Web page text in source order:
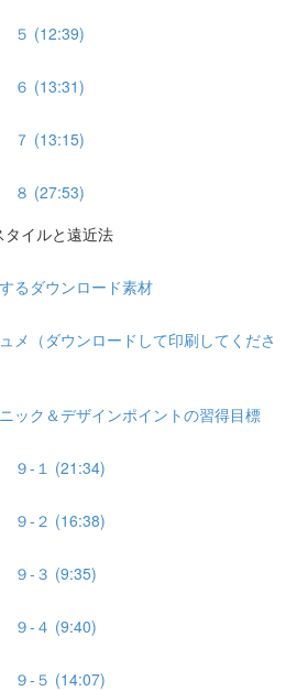
５ (12:39)
６ (13:31)
７ (13:15)
８ (27:53)
イルと遠近法
るダウンロード素材
（ダウンロードして印刷してくださ
ック＆デザインポイントの習得目標
９-１ (21:34)
９-２ (16:38)
９-３ (9:35)
９-４ (9:40)
９-５ (14:07)